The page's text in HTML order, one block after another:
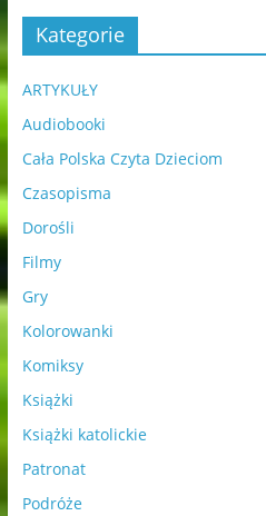
Kategorie
ARTYKUŁY
Audiobooki
Cała Polska Czyta Dzieciom
Czasopisma
Dorośli
Filmy
Gry
Kolorowanki
Komiksy
Książki
Książki katolickie
Patronat
Podróże